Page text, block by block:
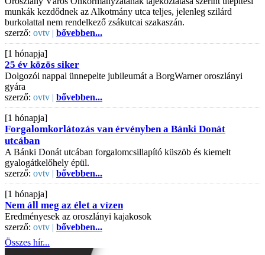
munkák kezdődnek az Alkotmány utca teljes, jelenleg szilárd
burkolattal nem rendelkező zsákutcai szakaszán.
szerző: ovtv | bővebben...
[1 hónapja]
25 év közös siker
Dolgozói nappal ünnepelte jubileumát a BorgWarner oroszlányi
gyára
szerző: ovtv | bővebben...
[1 hónapja]
Forgalomkorlátozás van érvényben a Bánki Donát
utcában
A Bánki Donát utcában forgalomcsillapító küszöb és kiemelt
gyalogátkelőhely épül.
szerző: ovtv | bővebben...
[1 hónapja]
Nem áll meg az élet a vízen
Eredményesek az oroszlányi kajakosok
szerző: ovtv | bővebben...
Összes hír...